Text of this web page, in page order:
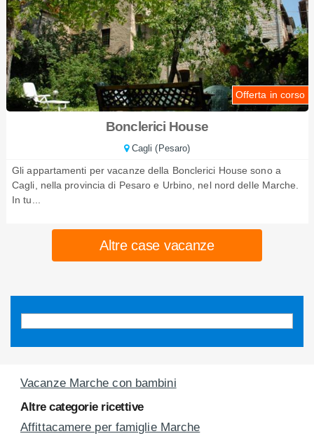
Offerta in corso
Bonclerici House
Cagli (Pesaro)
Gli appartamenti per vacanze della Bonclerici House sono a
Cagli, nella provincia di Pesaro e Urbino, nel nord delle Marche.
In tu...
Altre case vacanze
Vacanze Marche con bambini
Altre categorie ricettive
Affittacamere per famiglie Marche